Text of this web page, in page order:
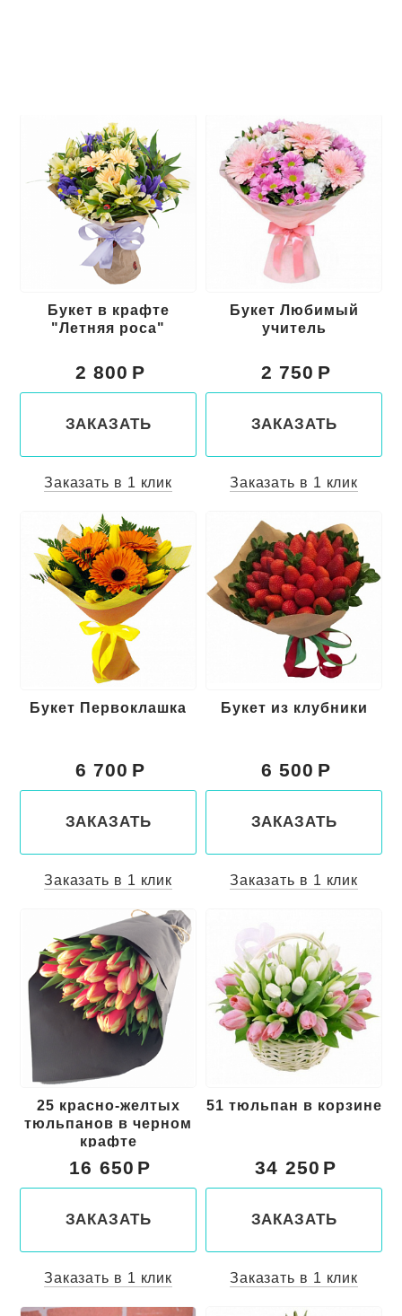
Букет в крафте
"Летняя роса"
2 800
ЗАКАЗАТЬ
Заказать в 1 клик
Букет Любимый
учитель
2 750
ЗАКАЗАТЬ
Заказать в 1 клик
Букет Первоклашка
6 700
ЗАКАЗАТЬ
Заказать в 1 клик
Букет из клубники
6 500
ЗАКАЗАТЬ
Заказать в 1 клик
25 красно-желтых
тюльпанов в черном
крафте
16 650
ЗАКАЗАТЬ
Заказать в 1 клик
51 тюльпан в корзине
34 250
ЗАКАЗАТЬ
Заказать в 1 клик